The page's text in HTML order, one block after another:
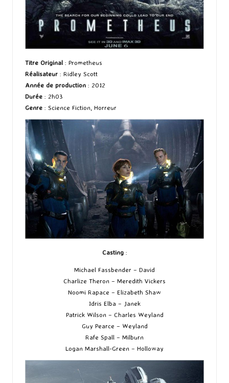
Titre Original : Prometheus
Réalisateur : Ridley Scott
Année de production : 2012
Durée : 2h03
Genre : Science Fiction, Horreur
Casting:
Michael Fassbender – David
Charlize Theron – Meredith Vickers
Noomi Rapace – Elizabeth Shaw
Idris Elba – Janek
Patrick Wilson – Charles Weyland
Guy Pearce – Weyland
Rafe Spall – Milburn
Logan Marshall-Green – Holloway